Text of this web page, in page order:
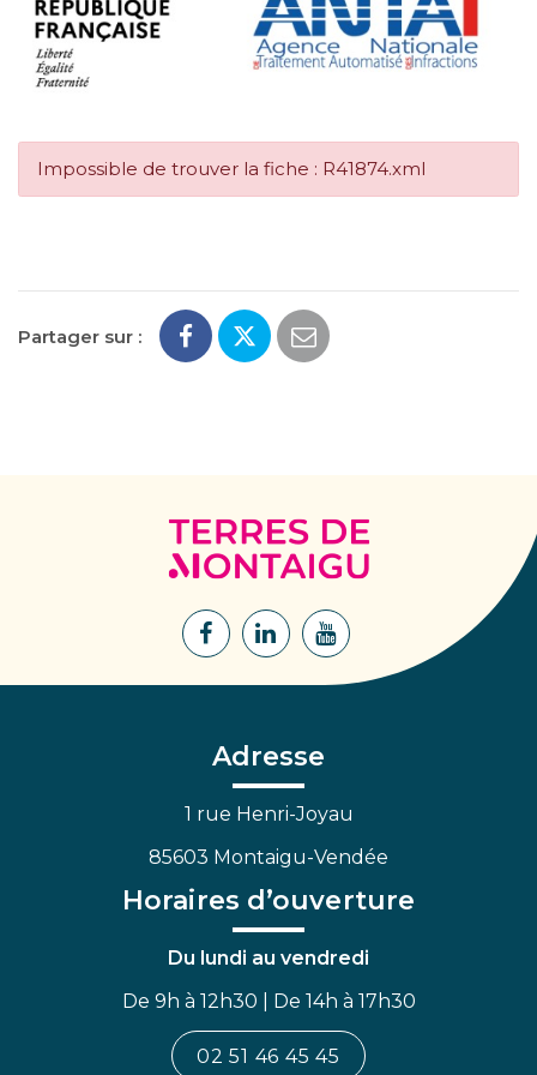
Impossible de trouver la fiche : R41874.xml
Partager sur :
Terres
de
Montaigu
Lien
Facebook
Lien
Lien
Adresse
1 rue Henri-Joyau
85603 Montaigu-Vendée
Horaires d’ouverture
Du lundi au vendredi
De 9h à 12h30 | De 14h à 17h30
02 51 46 45 45